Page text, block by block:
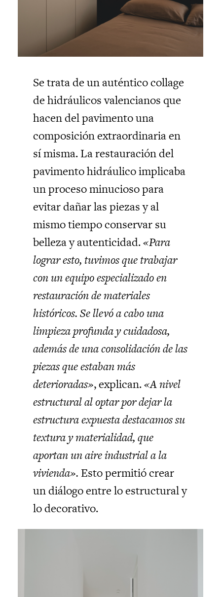
Se trata de un auténtico collage
de hidráulicos valencianos que
hacen del pavimento una
composición extraordinaria en
sí misma. La restauración del
pavimento hidráulico implicaba
un proceso minucioso para
evitar dañar las piezas y al
mismo tiempo conservar su
belleza y autenticidad.«Para
lograr esto, tuvimos que trabajar
con un equipo especializado en
restauración de materiales
históricos. Se llevó a cabo una
limpieza profunda y cuidadosa,
además de una consolidación de las
piezas que estaban más
deterioradas», explican.«A nivel
estructural al optar por dejar la
estructura expuesta destacamos su
textura y materialidad, que
aportan un aire industrial a la
vivienda». Esto permitió crear
un diálogo entre lo estructural y
lo decorativo.